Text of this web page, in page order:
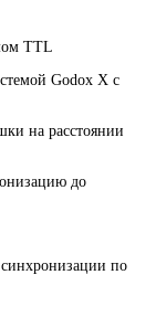
TTL
Godox X с
на расстоянии
до
по